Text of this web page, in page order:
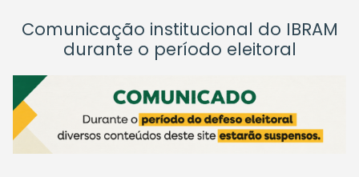
Comunicação institucional do IBRAM
durante o período eleitoral